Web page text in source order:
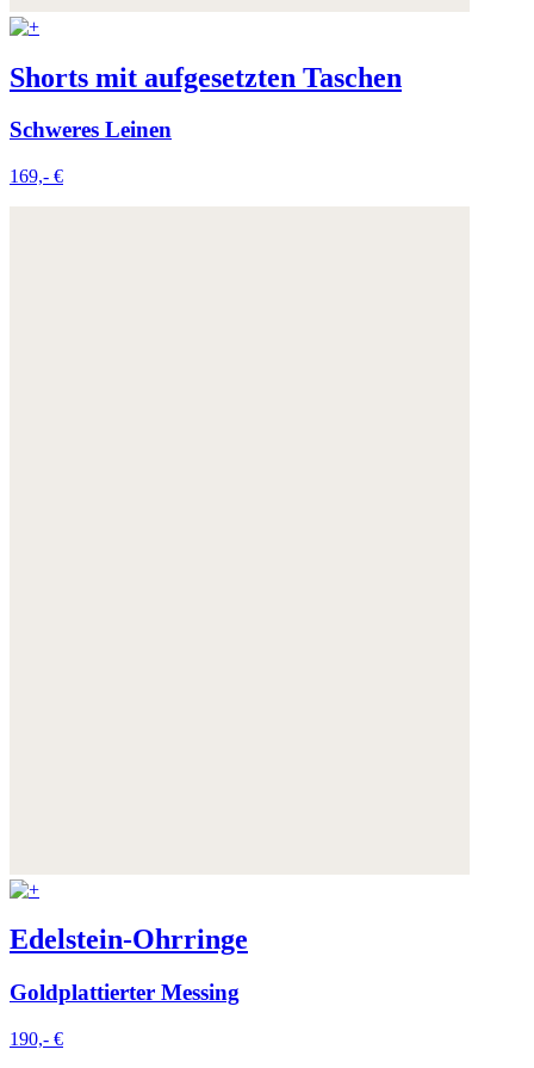
Shorts mit aufgesetzten Taschen
Schweres Leinen
169,- €
Edelstein-Ohrringe
Goldplattierter Messing
190,- €